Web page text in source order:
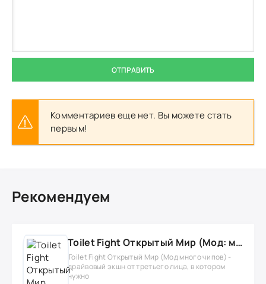
ОТПРАВИТЬ
Комментариев еще нет. Вы можете стать
первым!
Рекомендуем
Toilet Fight Открытый Мир (Мод: много чипов, денег, все открыто, бессмертие, урон, 50+ читов)
Toilet Fight Открытый Мир (Мод много чипов) -
драйвовый экшн от третьего лица, в котором
нужно